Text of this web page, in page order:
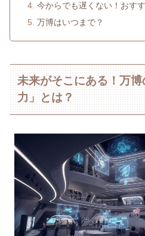
今からでも遅くない！おす
万博はいつまで？
未来がそこにある！万
力」とは？